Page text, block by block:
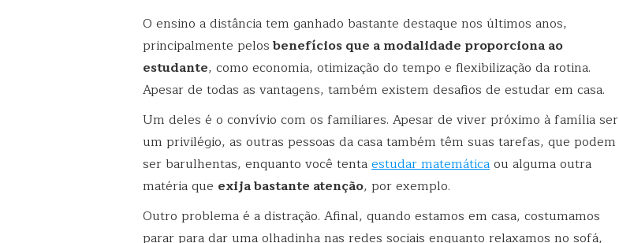
O ensino a distância tem ganhado bastante destaque nos últimos anos,
principalmente pelosbenefícios que a modalidade proporciona ao
estudante, como economia, otimização do tempo e flexibilização da rotina.
Apesar de todas as vantagens, também existem desafios de estudar em casa.
Um deles é o convívio com os familiares. Apesar de viver próximo à família ser
um privilégio, as outras pessoas da casa também têm suas tarefas, que podem
ser barulhentas, enquanto você tentaestudar matemáticaou alguma outra
matéria que exija bastante atenção, por exemplo.
Outro problema é a distração. Afinal, quando estamos em casa, costumamos
parar para dar uma olhadinha nas redes sociais enquanto relaxamos no sofá,